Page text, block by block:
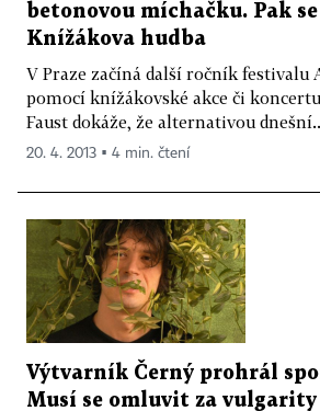
betonovou míchačku. Pak
Knížákova hudba
V Praze začíná další ročník festivalu
pomocí knížákovské akce či
Faust dokáže, že alternativou
20. 4. 2013 ▪ 4 min. čtení
Výtvarník Černý prohrál
Musí se omluvit za vulgarity